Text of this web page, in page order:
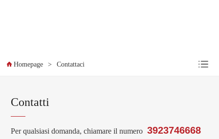
Homepage > Contattaci
Contatti
Per qualsiasi domanda, chiamare il numero 3923746668